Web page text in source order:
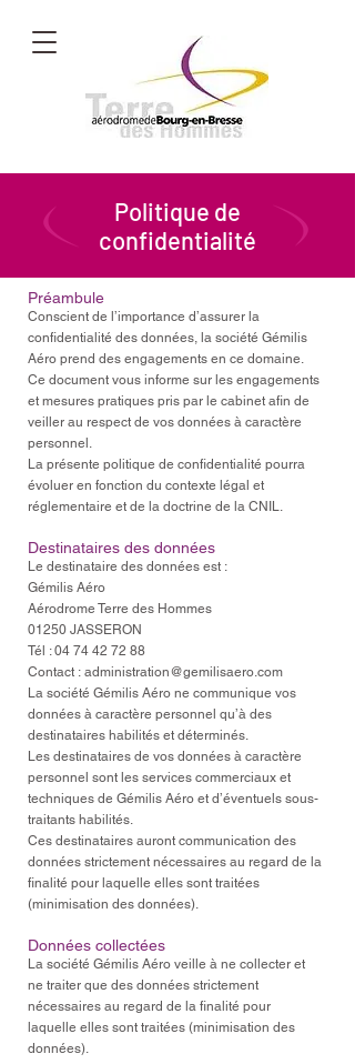
Politique de
confidentialité
Préambule
Conscient de l’importance d’assurer la
confidentialité des données, la société Gémilis
Aéro prend des engagements en ce domaine.
Ce document vous informe sur les engagements
et mesures pratiques pris par le cabinet afin de
veiller au respect de vos données à caractère
personnel.
La présente politique de confidentialité pourra
évoluer en fonction du contexte légal et
réglementaire et de la doctrine de la CNIL.
Destinataires des données
Le destinataire des données est :
Gémilis Aéro
Aérodrome Terre des Hommes
01250 JASSERON
Tél :04 74 42 72 88
Contact : administration@gemilisaero.com
La société Gémilis Aéro ne communique vos
données à caractère personnel qu’à des
destinataires habilités et déterminés.
Les destinataires de vos données à caractère
personnel sont les services commerciaux et
techniques de Gémilis Aéro et d’éventuels sous-
traitants habilités.
Ces destinataires auront communication des
données strictement nécessaires au regard de la
finalité pour laquelle elles sont traitées
(minimisation des données).
Données collectées
La société Gémilis Aéro veille à ne collecter et
ne traiter que des données strictement
nécessaires au regard de la finalité pour
laquelle elles sont traitées (minimisation des
données).